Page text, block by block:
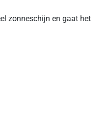
zonneschijn en gaat het